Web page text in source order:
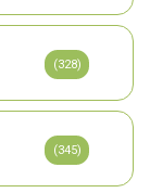
(328)
(345)